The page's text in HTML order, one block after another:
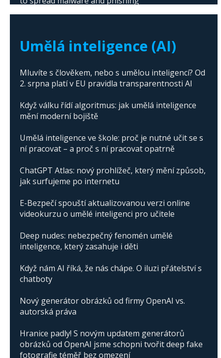
Umělá inteligence (AI)
Mluvíte s člověkem, nebo s umělou inteligencí? Od
2. srpna platí v EU pravidla transparentnosti AI
Když válku řídí algoritmus: jak umělá inteligence
mění moderní bojiště
Umělá inteligence ve škole: proč je nutné učit se s
ní pracovat – a proč s ní pracovat opatrně
ChatGPT Atlas: nový prohlížeč, který mění způsob,
jak surfujeme po internetu
E-Bezpečí spouští aktualizovanou verzi online
videokurzu o umělé inteligenci pro učitele
Deep nudes: nebezpečný fenomén umělé
inteligence, který zasahuje i děti
Když nám AI říká, že nás chápe. O iluzi přátelství s
chatboty
Nový generátor obrázků od firmy OpenAI vs.
autorská práva
Hranice padly! S novým updatem generátorů
obrázků od OpenAI jsme schopni tvořit deep fake
fotografie téměř bez omezení